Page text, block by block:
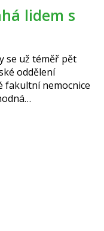
se už téměř pět
oddělení
fakultní nemocnice
současná
zdravých. Z toho